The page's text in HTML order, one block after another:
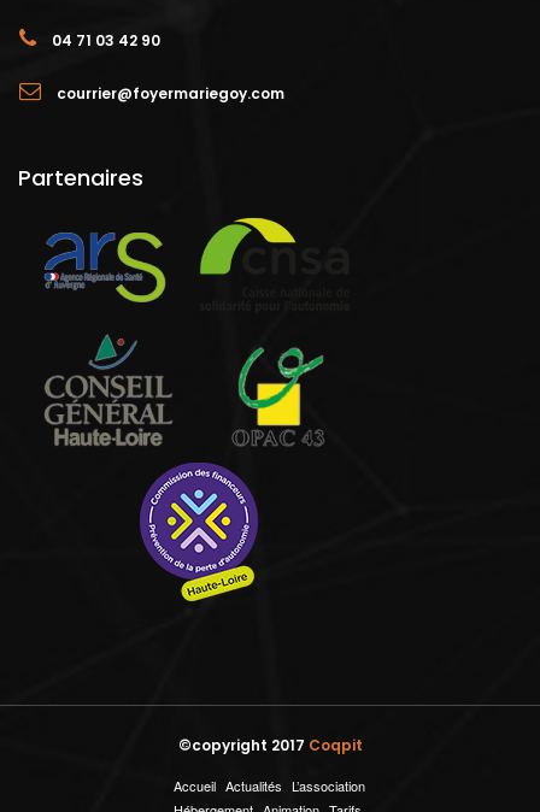
04 71 03 42 90
courrier@foyermariegoy.com
Partenaires
©copyright 2017 Coqpit
Accueil Actualités L’association